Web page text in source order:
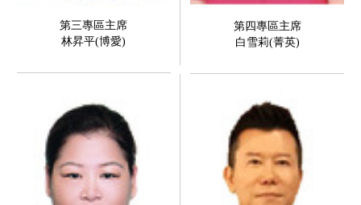
第三專區主席
林昇平(博愛)
第四專區主席
白雪莉(菁英)